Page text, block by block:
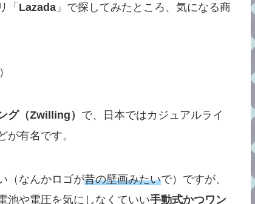
「 Lazada 」で探してみたところ、気になる商
グ（Zwilling） で、日本ではカジュアルライ
が有名です。
（なんかロゴが昔の壁画みたいで）ですが、
池や電圧を気にしなくていい手動式かつワン